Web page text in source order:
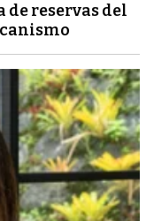
reservas del